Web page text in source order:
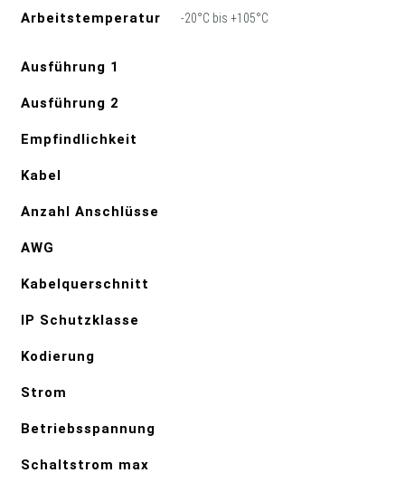
Arbeitstemperatur -20°C bis +105°C
Ausführung 1
Ausführung 2
Empfindlichkeit
Kabel
Anzahl Anschlüsse
AWG
Kabelquerschnitt
IP Schutzklasse
Kodierung
Strom
Betriebsspannung
Schaltstrom max